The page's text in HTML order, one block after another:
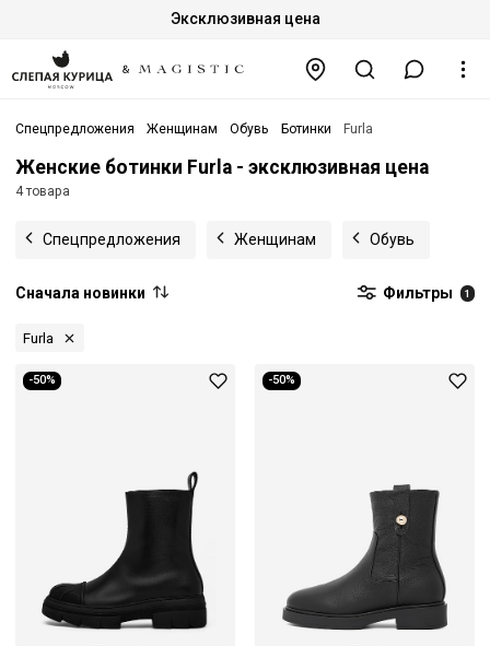
Эксклюзивная цена
Спецпредложения Женщинам Обувь Ботинки Furla
Женские ботинки Furla - эксклюзивная цена
4 товара
Спецпредложения Женщинам Обувь
Сначала новинки Фильтры 1
Furla
-50% -50%